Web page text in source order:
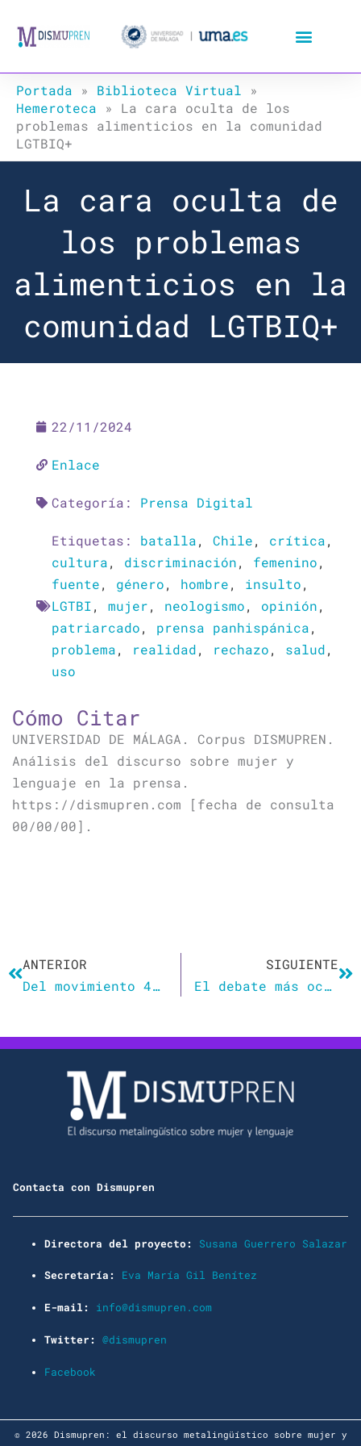
Portada » Biblioteca Virtual »
Hemeroteca » La cara oculta de los
problemas alimenticios en la comunidad
LGTBIQ+
La cara oculta de
los problemas
alimenticios en la
comunidad LGTBIQ+
22/11/2024
Enlace
Categoría: Prensa Digital
Etiquetas: batalla, Chile, crítica,
cultura, discriminación, femenino,
fuente, género, hombre, insulto,
LGTBI, mujer, neologismo, opinión,
patriarcado, prensa panhispánica,
problema, realidad, rechazo, salud,
uso
Cómo Citar
UNIVERSIDAD DE MÁLAGA. Corpus DISMUPREN.
Análisis del discurso sobre mujer y
lenguaje en la prensa.
https://dismupren.com [fecha de consulta
00/00/00].
ANTERIOR
Del movimiento 4B a la corriente Decenter Men. Por qué hay mujeres que quieren borrar a los hombres de sus vidas como acción política o por salud mental
SIGUIENTE
El debate más oculto de la cumbre de Bakú: la lucha por escribir los acuerdos con lenguaje inclusivo y perspectiva de género
Contacta con Dismupren
Directora del proyecto: Susana Guerrero Salazar
Secretaría: Eva María Gil Benítez
E-mail: info@dismupren.com
Twitter: @dismupren
Facebook
© 2026 Dismupren: el discurso metalingüístico sobre mujer y